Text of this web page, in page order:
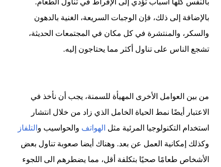
بالإضافة إلى ذلك، فإن الوجبات السريعة، الغنية بالدهون
والسكر، والمنتشرة في كل مكان في المجتمعات الحديثة،
تشجع الناس على تناول أكثر مما يحتاجون إليه.
من بين العوامل الأخرى المهيأة للسمنة، يجب أن نأخذ في
الاعتبار أيضًا نمط الحياة الخامل الذي زاد من خلال انتشار
استخدام التكنولوجيا المرئية مثل الهواتف والحواسيب والتلفاز
وكذلك إمكانية العمل عن بعد. وهناك أيضا صعوبة تناول بعض
الأشخاص طعامًا صحيًا بتكلفة أقل، مما يضطرهم الى اللجوء